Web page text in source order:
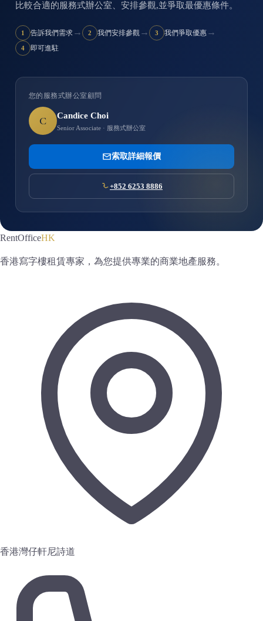
比較合適的服務式辦公室、安排參觀,並爭取最優惠條件。
1 告訴我們需求 → 2 我們安排參觀 → 3 我們爭取優惠 →
4 即可進駐
您的服務式辦公室顧問
C Candice Choi
Senior Associate · 服務式辦公室
索取詳細報價
+852 6253 8886
RentOfficeHK
香港寫字樓租賃專家，為您提供專業的商業地產服務。
香港灣仔軒尼詩道